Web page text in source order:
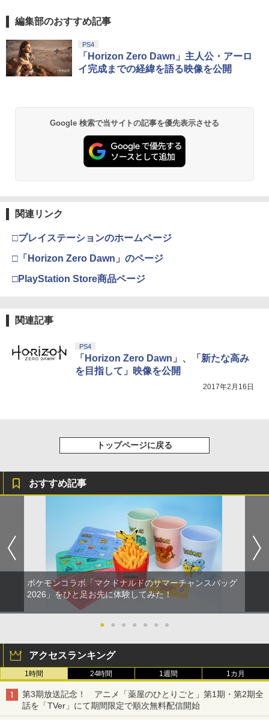
編集部のおすすめ記事
PS4
「Horizon Zero Dawn」主人公・アーロ
イ完成までの経緯を語る映像を公開
Google 検索で当サイトの記事を優先表示させる
関連リンク
□プレイステーションのホームページ
□「Horizon Zero Dawn」のページ
□PlayStation Store商品ページ
関連記事
PS4
「Horizon Zero Dawn」、「新たな高み
を目指して」映像を公開
2017年2月16日
トップページに戻る
おすすめ記事
ポケモンコラボ「マクドナルドのサマーチャンスバッグ
2026」をひと足お先に体験してみた！
● ● ● ● ● ● ●
アクセスランキング
1時間 24時間 1週間 1カ月
第3期放送記念！ アニメ「薬屋のひとりごと」第1期・第2期全
話を「TVer」にて期間限定で順次無料配信開始